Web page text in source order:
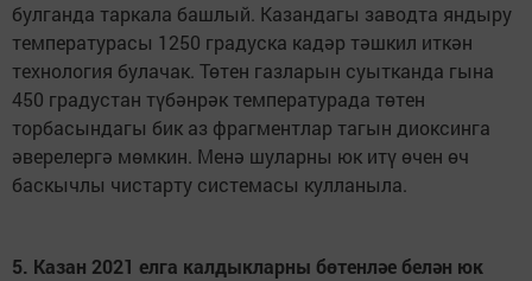
булганда таркала башлый. Казандагы заводта яндыру
температурасы 1250 градуска кадәр тәшкил иткән
технология булачак. Төтен газларын суытканда гына
450 градустан түбәнрәк температурада төтен
торбасындагы бик аз фрагментлар тагын диоксинга
әверелергә мөмкин. Менә шуларны юк итү өчен өч
баскычлы чистарту системасы кулланыла.
5. Казан 2021 елга калдыкларны бөтенләе белән юк